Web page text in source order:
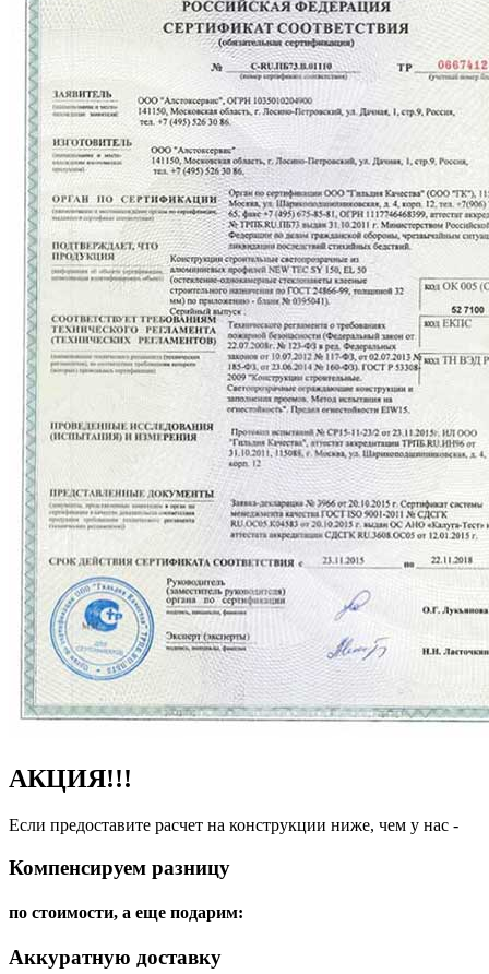
АКЦИЯ!!!
Если предоставите расчет на конструкции ниже, чем у нас -
Компенсируем разницу
по стоимости, а еще подарим:
Аккуратную доставку